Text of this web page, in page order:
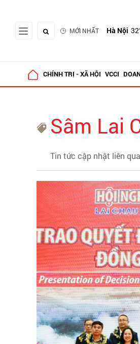
MỚI NHẤT Hà Nội
CHÍNH TRỊ - XÃ HỘI VCCI
Sâm Lai
Tin tức cập nhật liên